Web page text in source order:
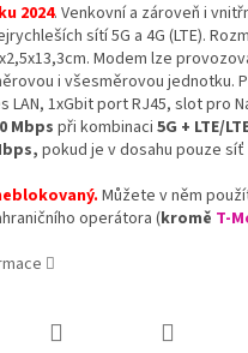
2024. Venkovní a zároveň i
sítí 5G a 4G (LTE).
Modem lze
i všesměrovou jednotku.
LAN, 1xGbit port RJ45, slot pro
Mbps při kombinaci 5G + LTE/
pokud je v dosahu pouze síť
Můžete v něm
operátora (kromě T-